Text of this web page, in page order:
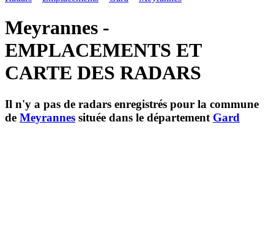
Meyrannes -
EMPLACEMENTS ET
CARTE DES RADARS
Il n'y a pas de radars enregistrés pour la commune
de Meyrannes située dans le département Gard